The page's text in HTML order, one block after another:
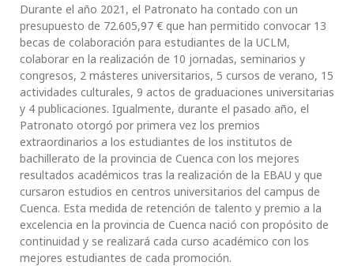
Durante el año 2021, el Patronato ha contado con un
presupuesto de 72.605,97 € que han permitido convocar 13
becas de colaboración para estudiantes de la UCLM,
colaborar en la realización de 10 jornadas, seminarios y
congresos, 2 másteres universitarios, 5 cursos de verano, 15
actividades culturales, 9 actos de graduaciones universitarias
y 4 publicaciones. Igualmente, durante el pasado año, el
Patronato otorgó por primera vez los premios
extraordinarios a los estudiantes de los institutos de
bachillerato de la provincia de Cuenca con los mejores
resultados académicos tras la realización de la EBAU y que
cursaron estudios en centros universitarios del campus de
Cuenca. Esta medida de retención de talento y premio a la
excelencia en la provincia de Cuenca nació con propósito de
continuidad y se realizará cada curso académico con los
mejores estudiantes de cada promoción.